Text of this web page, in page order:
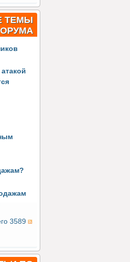
ТЕМЫ
3589